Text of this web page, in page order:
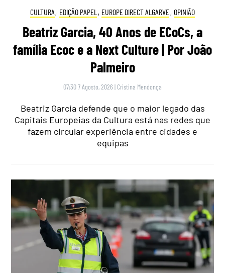
CULTURA, EDIÇÃO PAPEL , EUROPE DIRECT ALGARVE, OPINIÃO
Beatriz Garcia, 40 Anos de ECoCs, a
família Ecoc e a Next Culture | Por João
Palmeiro
07:30 7 Agosto, 2026 | Cristina Mendonça
Beatriz Garcia defende que o maior legado das
Capitais Europeias da Cultura está nas redes que
fazem circular experiência entre cidades e
equipas